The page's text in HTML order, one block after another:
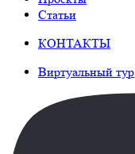
Статьи
КОНТАКТЫ
Виртуальный тур